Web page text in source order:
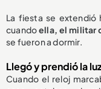
La fiesta se extendió
cuandoella, el militar
se fueron a dormir.
Llegó y prendió la
Cuando el reloj